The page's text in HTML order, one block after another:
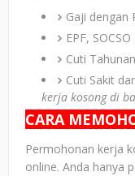
Gaji dengan
EPF,
Cuti Tahunan
Cuti Sakit
kerja kosong di
CARA
Permohonan kerja
online. Anda hanya